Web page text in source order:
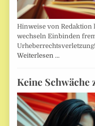
Hinweise von
wechseln Einbinden
Weiterlesen …
Keine Schwäche